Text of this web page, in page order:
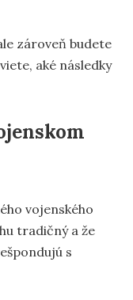
zároveň budete
aké následky
vojenského
tradičný a že
s